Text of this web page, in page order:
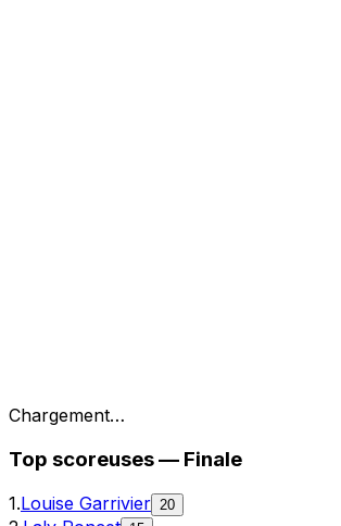
Chargement…
Top scoreuses— Finale
1.Louise Garrivier 20